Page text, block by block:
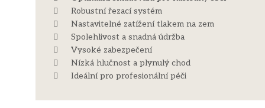
Robustní řezací systém
Nastavitelné zatížení tlakem na zem
Spolehlivost a snadná údržba
Vysoké zabezpečení
Nízká hlučnost a plynulý chod
Ideální pro profesionální péči